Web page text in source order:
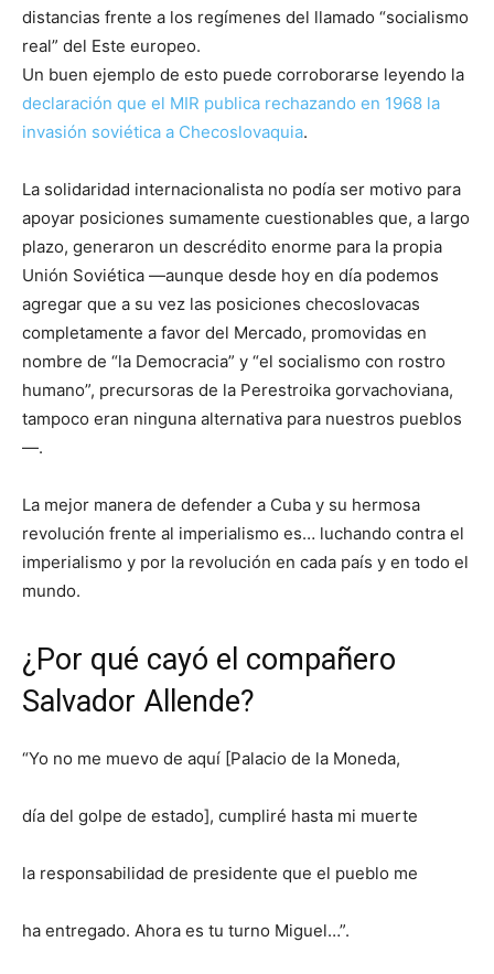
distancias frente a los regímenes del llamado “socialismo
real” del Este europeo.
Un buen ejemplo de esto puede corroborarse leyendo la
declaración que el MIR publica rechazando en 1968 la
invasión soviética a Checoslovaquia.
La solidaridad internacionalista no podía ser motivo para
apoyar posiciones sumamente cuestionables que, a largo
plazo, generaron un descrédito enorme para la propia
Unión Soviética —aunque desde hoy en día podemos
agregar que a su vez las posiciones checoslovacas
completamente a favor del Mercado, promovidas en
nombre de “la Democracia” y “el socialismo con rostro
humano”, precursoras de la Perestroika gorvachoviana,
tampoco eran ninguna alternativa para nuestros pueblos
—.
La mejor manera de defender a Cuba y su hermosa
revolución frente al imperialismo es… luchando contra el
imperialismo y por la revolución en cada país y en todo el
mundo.
¿Por qué cayó el compañero
Salvador Allende?
“Yo no me muevo de aquí [Palacio de la Moneda,
día del golpe de estado], cumpliré hasta mi muerte
la responsabilidad de presidente que el pueblo me
ha entregado. Ahora es tu turno Miguel…”.